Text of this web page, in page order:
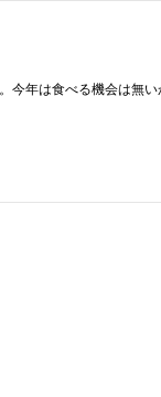
年は食べる機会は無